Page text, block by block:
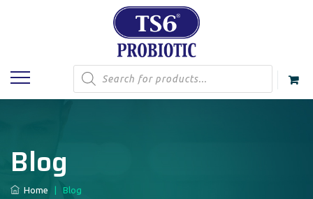
Products
search
Blog
Home Blog